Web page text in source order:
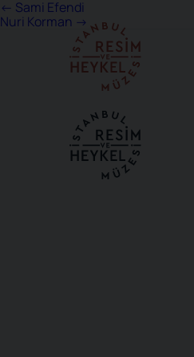
Yazı
gezinmesi
← Sami Efendi
Nuri Korman →